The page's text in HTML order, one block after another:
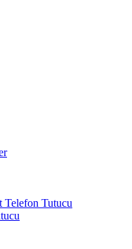
Tutucu